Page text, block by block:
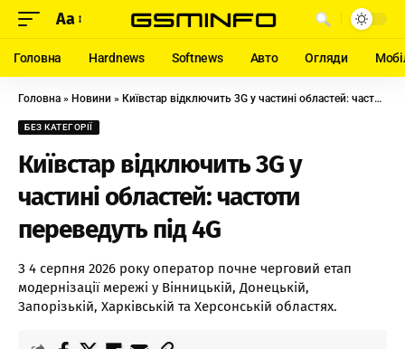
Aa
Головна Hardnews Softnews Авто Огляди
Головна » Новини » Київстар відключить 3G у частині областей: частоти переведуть під 4G
БЕЗ КАТЕГОРІЇ
Київстар відключить 3G у
частині областей: частоти
переведуть під 4G
З 4 серпня 2026 року оператор почне черговий етап
модернізації мережі у Вінницькій, Донецькій,
Запорізькій, Харківській та Херсонській областях.